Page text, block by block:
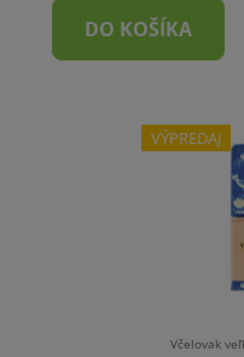
DO KOŠÍKA
VÝPREDAJ
Včelovak